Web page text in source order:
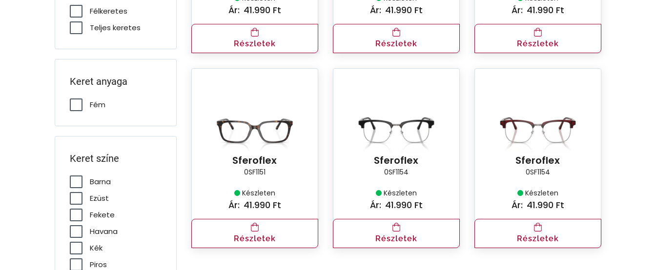
Félkeretes
Teljes keretes
Keret anyaga
Fém
Keret színe
Barna
Ezüst
Fekete
Havana
Kék
Piros
Ár: 41.990 Ft
Részletek
Ár: 41.990 Ft
Részletek
Ár: 41.990 Ft
Részletek
Sferoflex
0SF1151
Készleten
Ár: 41.990 Ft
Részletek
Sferoflex
0SF1154
Készleten
Ár: 41.990 Ft
Részletek
Sferoflex
0SF1154
Készleten
Ár: 41.990 Ft
Részletek